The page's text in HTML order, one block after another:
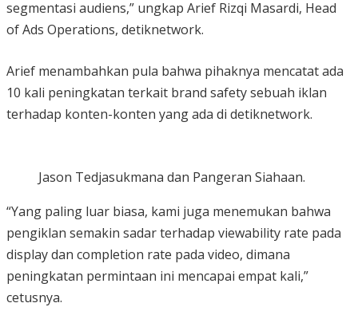
segmentasi audiens,” ungkap Arief Rizqi Masardi, Head
of Ads Operations, detiknetwork.
Arief menambahkan pula bahwa pihaknya mencatat ada
10 kali peningkatan terkait brand safety sebuah iklan
terhadap konten-konten yang ada di detiknetwork.
Jason Tedjasukmana dan Pangeran Siahaan.
“Yang paling luar biasa, kami juga menemukan bahwa
pengiklan semakin sadar terhadap viewability rate pada
display dan completion rate pada video, dimana
peningkatan permintaan ini mencapai empat kali,”
cetusnya.